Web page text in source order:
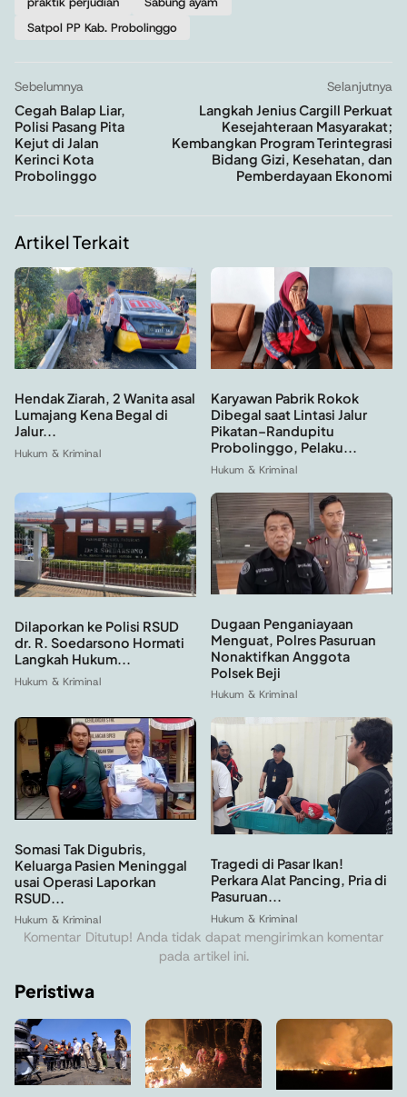
Satpol PP Kab. Probolinggo
Sebelumnya
Cegah Balap Liar,
Polisi Pasang Pita
Kejut di Jalan
Kerinci Kota
Probolinggo
Selanjutnya
Langkah Jenius Cargill Perkuat
Kesejahteraan Masyarakat;
Kembangkan Program Terintegrasi
Bidang Gizi, Kesehatan, dan
Pemberdayaan Ekonomi
Artikel Terkait
Hendak Ziarah, 2 Wanita asal
Lumajang Kena Begal di
Jalur...
Hukum & Kriminal
Karyawan Pabrik Rokok
Dibegal saat Lintasi Jalur
Pikatan–Randupitu
Probolinggo, Pelaku...
Hukum & Kriminal
Dilaporkan ke Polisi RSUD
dr. R. Soedarsono Hormati
Langkah Hukum...
Hukum & Kriminal
Dugaan Penganiayaan
Menguat, Polres Pasuruan
Nonaktifkan Anggota
Polsek Beji
Hukum & Kriminal
Somasi Tak Digubris,
Keluarga Pasien Meninggal
usai Operasi Laporkan
RSUD...
Hukum & Kriminal
Tragedi di Pasar Ikan!
Perkara Alat Pancing, Pria di
Pasuruan...
Hukum & Kriminal
Komentar Ditutup! Anda tidak dapat mengirimkan komentar
pada artikel ini.
Peristiwa